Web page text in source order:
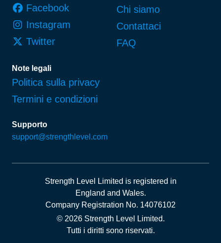
Facebook
Instagram
Twitter
Chi siamo
Contattaci
FAQ
Note legali
Politica sulla privacy
Termini e condizioni
Supporto
support@strengthlevel.com
Strength Level Limited is registered in
England and Wales.
Company Registration No. 14076102
© 2026 Strength Level Limited.
Tutti i diritti sono riservati.